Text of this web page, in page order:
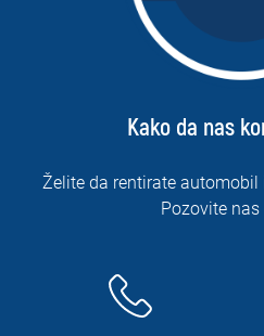
Kako da nas
Želite da rentirate
Pozovite